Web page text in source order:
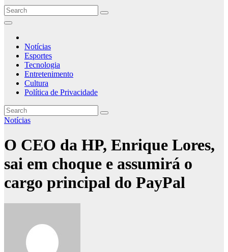
Notícias
Esportes
Tecnologia
Entretenimento
Cultura
Política de Privacidade
Notícias
O CEO da HP, Enrique Lores,
sai em choque e assumirá o
cargo principal do PayPal